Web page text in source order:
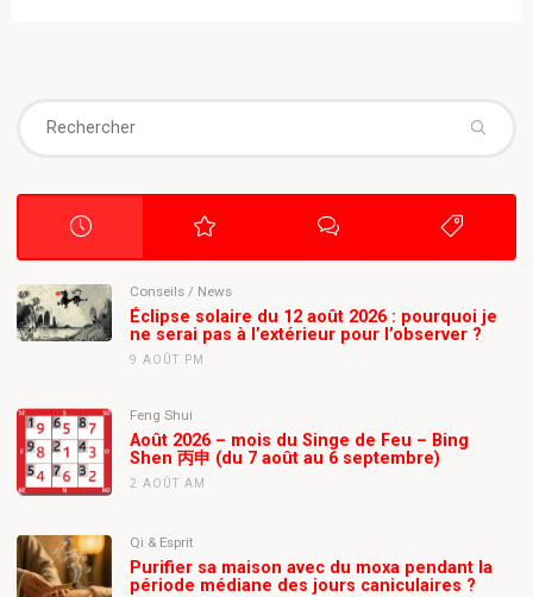
Conseils / News
Éclipse solaire du 12 août 2026 : pourquoi je
ne serai pas à l’extérieur pour l’observer ?
9 AOÛT PM
Feng Shui
Août 2026 – mois du Singe de Feu – Bing
Shen 丙申 (du 7 août au 6 septembre)
2 AOÛT AM
Qi & Esprit
Purifier sa maison avec du moxa pendant la
période médiane des jours caniculaires ?